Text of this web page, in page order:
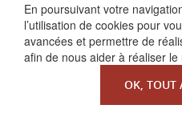
En poursuivant votre
l’utilisation de cookies pour
avancées et permettre de
afin de nous aider à réaliser
OK, TOUT
FAIRE